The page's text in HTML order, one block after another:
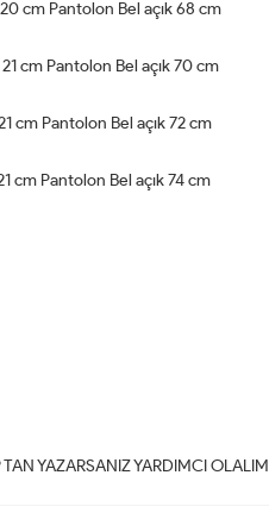
cm Pantolon Bel açık 68 cm
cm Pantolon Bel açık 70 cm
cm Pantolon Bel açık 72 cm
cm Pantolon Bel açık 74 cm
YAZARSANIZ YARDIMCI OLALIM